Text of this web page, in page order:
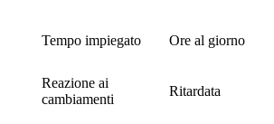
Tempo impiegato Ore al giorno
Reazione ai
cambiamenti
Ritardata